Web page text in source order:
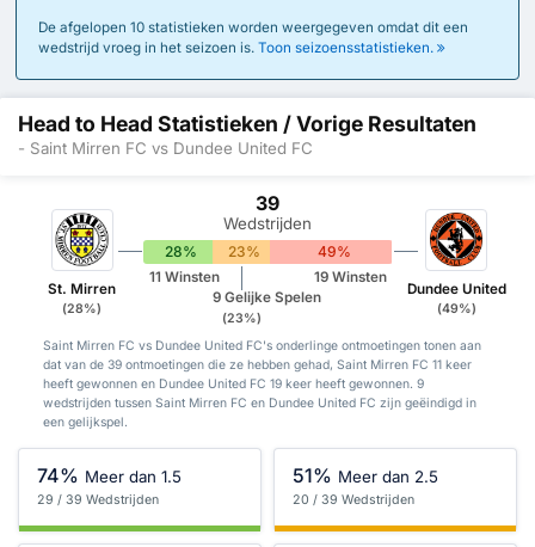
De afgelopen 10 statistieken worden weergegeven omdat dit een
wedstrijd vroeg in het seizoen is. Toon seizoensstatistieken.
Head to Head Statistieken / Vorige Resultaten
- Saint Mirren FC vs Dundee United FC
St. Mirren
(28%)
39
Wedstrijden
28% 23% 49%
11 Winsten
9 Gelijke Spelen
(23%)
19 Winsten
Dundee United
(49%)
Saint Mirren FC vs Dundee United FC's onderlinge ontmoetingen tonen aan
dat van de 39 ontmoetingen die ze hebben gehad, Saint Mirren FC 11 keer
heeft gewonnen en Dundee United FC 19 keer heeft gewonnen. 9
wedstrijden tussen Saint Mirren FC en Dundee United FC zijn geëindigd in
een gelijkspel.
74% Meer dan 1.5
29 / 39 Wedstrijden
51% Meer dan 2.5
20 / 39 Wedstrijden